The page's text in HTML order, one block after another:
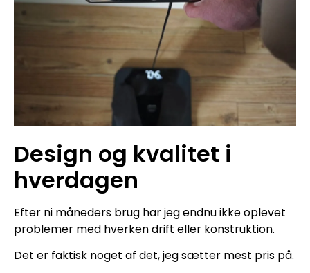
Design og kvalitet i
hverdagen
Efter ni måneders brug har jeg endnu ikke oplevet
problemer med hverken drift eller konstruktion.
Det er faktisk noget af det, jeg sætter mest pris på.